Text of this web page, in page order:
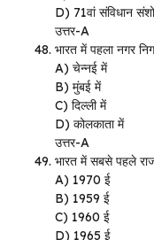
D) 71वां संविधान
उत्तर-A
भारत में पहला नगर
A) चेन्नई में
B) मुंबई में
C) दिल्ली में
D) कोलकाता में
उत्तर-A
भारत में सबसे पहले
A) 1970 ई
B) 1959 ई
C) 1960 ई
D) 1965 ई